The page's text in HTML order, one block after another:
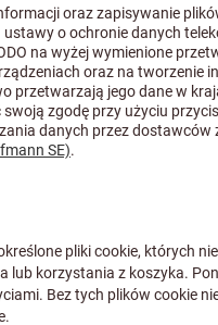
art.:N00 70970
za 1 Sztuka
podatek VAT w